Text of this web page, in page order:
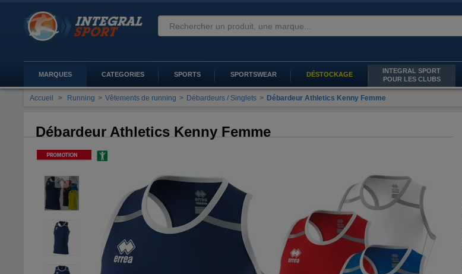
MARQUES CATEGORIES SPORTS SPORTSWEAR DÉSTOCKAGE
INTEGRAL SPORT
POUR LES CLUBS
Accueil > Running > Vêtements de running > Débardeurs / Singlets > Débardeur Athletics Kenny Femme
Débardeur Athletics Kenny Femme